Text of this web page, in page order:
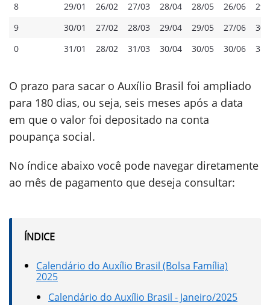
8
29/01 26/02 27/03 28/04 28/05 26/06
29/
9
30/01 27/02 28/03 29/04 29/05 27/06
30/
0
31/01 28/02 31/03 30/04 30/05 30/06 31/
O prazo para sacar o Auxílio Brasil foi ampliado
para 180 dias, ou seja, seis meses após a data
em que o valor foi depositado na conta
poupança social.
No índice abaixo você pode navegar diretamente
ao mês de pagamento que deseja consultar:
ÍNDICE
Calendário do Auxílio Brasil (Bolsa Família)
2025
Calendário do Auxílio Brasil - Janeiro/2025